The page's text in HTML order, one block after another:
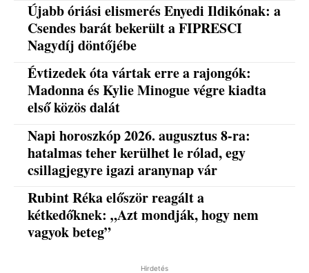
Újabb óriási elismerés Enyedi Ildikónak: a
Csendes barát bekerült a FIPRESCI
Nagydíj döntőjébe
Évtizedek óta vártak erre a rajongók:
Madonna és Kylie Minogue végre kiadta
első közös dalát
Napi horoszkóp 2026. augusztus 8-ra:
hatalmas teher kerülhet le rólad, egy
csillagjegyre igazi aranynap vár
Rubint Réka először reagált a
kétkedőknek: „Azt mondják, hogy nem
vagyok beteg”
Hirdetés